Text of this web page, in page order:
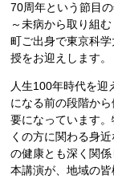
70周年という節目
～未病から取り組
町ご出身で東京科
授をお迎えします。
人生100年時代を迎
になる前の段階か
要になっています
くの方に関わる身
の健康とも深く関係
本講演が、地域の